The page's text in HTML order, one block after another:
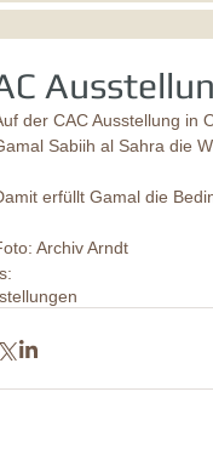
der CAC Ausstellung in
Sabiih al Sahra die
erfüllt Gamal die
Archiv Arndt